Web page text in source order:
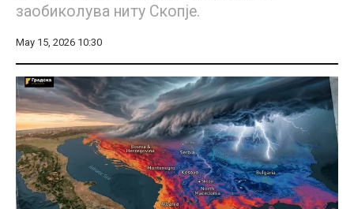
заобиколува ниту Скопје.
May 15, 2026 10:30